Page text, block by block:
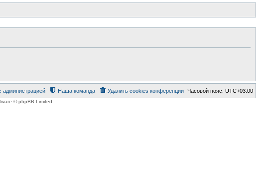
Часовой пояс: UTC+03:00
Удалить cookies конференции
Наша команда
администрацией
© phpBB Limited